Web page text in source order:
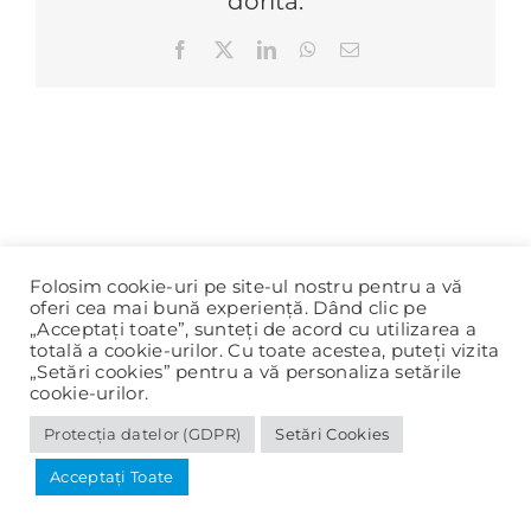
Facebook LinkedInWhatsApp
E-
© 2020-2025 Primăria Panciu |Protecția datelor (GDPR)
Folosim cookie-uri pe site-ul nostru pentru a vă
oferi cea mai bună experiență. Dând clic pe
„Acceptați toate”, sunteți de acord cu utilizarea a
totală a cookie-urilor. Cu toate acestea, puteți vizita
„Setări cookies” pentru a vă personaliza setările
cookie-urilor.
Protecția datelor (GDPR) Setări Cookies
Acceptați Toate